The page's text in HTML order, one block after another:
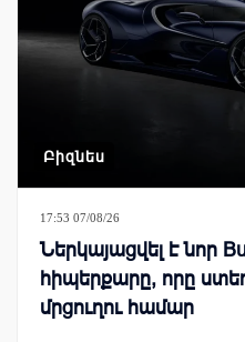
Բիզնես
17:53 07/08/26
Ներկայացվել է նոր
հիպերքարը, որը
մրցուղու համար